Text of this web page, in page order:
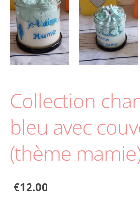
Collection
bleu avec
(thème
€12.00